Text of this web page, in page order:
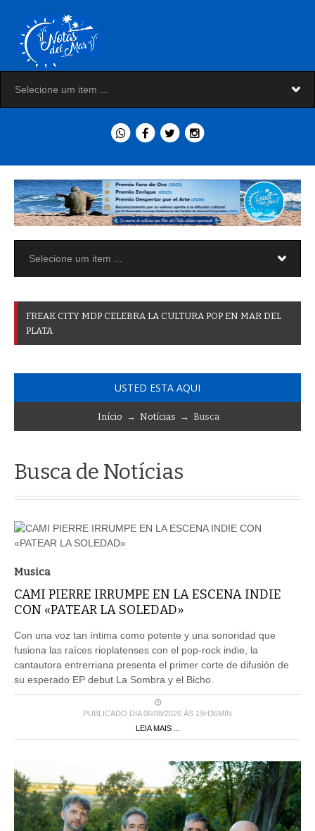
FREAK CITY MDP CELEBRA LA CULTURA POP EN MAR DEL
PLATA
USTED ESTA AQUI
Início → Notícias → Busca
Busca de Notícias
Musica
CAMI PIERRE IRRUMPE EN LA ESCENA INDIE
CON «PATEAR LA SOLEDAD»
Con una voz tan íntima como potente y una sonoridad que
fusiona las raíces rioplatenses con el pop-rock indie, la
cantautora entrerriana presenta el primer corte de difusión de
su esperado EP debut La Sombra y el Bicho.
PUBLICADO DIA 06/08/2026 ÀS 19H36MIN
LEIA MAIS ...